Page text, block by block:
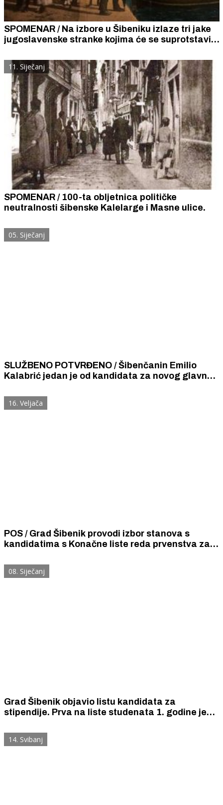
SPOMENAR / Na izbore u Šibeniku izlaze tri jake
jugoslavenske stranke kojima će se suprotstaviti
Udruga vinogradara i Glas toverne
11. Siječanj
SPOMENAR / 100-ta obljetnica političke
neutralnosti šibenske Kalelarge i Masne ulice.
05. Siječanj
SLUŽBENO POTVRĐENO / Šibenčanin Emilio
Kalabrić jedan je od kandidata za novog glavnog
16. Veljača
POS / Grad Šibenik provodi izbor stanova s
kandidatima s Konačne liste reda prvenstva za
stanogradnje
08. Siječanj
Grad Šibenik objavio listu kandidata za
stipendije. Prva na liste studenata 1. godine je
studenata viših godina je Mario Guberina (5,0)
14. Svibanj